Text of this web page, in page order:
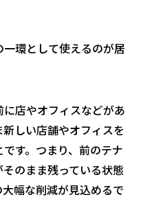
環として使えるのが居
店やオフィスなどがあ
しい店舗やオフィスを
す。つまり、前のテナ
のまま残っている状態
幅な削減が見込めるで